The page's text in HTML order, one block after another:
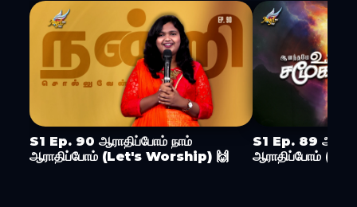
S1 Ep. 90 ஆராதிப்போம் நாம்
ஆராதிப்போம் (Let's Worship) 🙌
S1 Ep. 89
ஆராதிப்போம்